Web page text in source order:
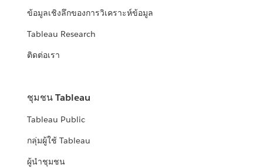
ข้อมูลเชิงลึกของการวิเคราะห์ข้อมูล
Tableau Research
ติดต่อเรา
ชุมชน Tableau
Tableau Public
กลุ่มผู้ใช้ Tableau
ผู้นำชุมชน